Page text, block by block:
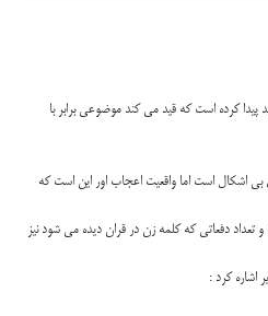
پیدا کرده است که قید می کند موضوعی برابر با
اشکال است اما واقعیت اعجاب اور این است که
در قران دیده می شود 24 مرتبه و تعداد دفعاتی که کلمه زن در قران دیده می شود نیز
اشاره کرد :